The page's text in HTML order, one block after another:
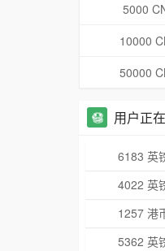
5000
10000
50000
用户正
6183 英
4022 英
1257 港
5362 英